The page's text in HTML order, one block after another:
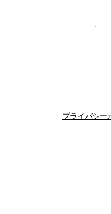
プライバシー